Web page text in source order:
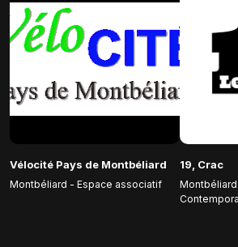
Vélocité Pays de Montbéliard
Montbéliard - Espace associatif
19, Crac
Montbéliard